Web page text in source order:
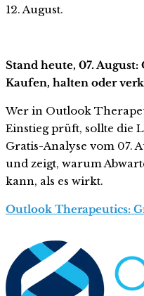
12. August.
Stand heute, 07.
Kaufen, halten oder
Wer in Outlook
Einstieg prüft, sollte die
Gratis-Analyse vom 07.
und zeigt, warum
kann, als es wirkt.
Outlook Therapeutics: